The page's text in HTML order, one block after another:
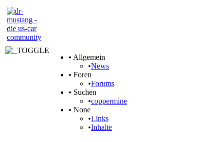
• Allgemein
•News
• Foren
•Forums
• Suchen
•coppermine
• None
•Links
•Inhalte